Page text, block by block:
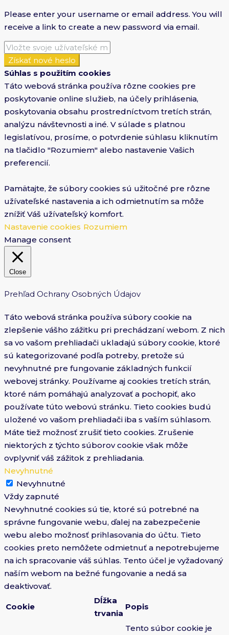
Please enter your username or email address. You will
receive a link to create a new password via email.
Získať nové heslo
Súhlas s použitím cookies
Táto webová stránka používa rôzne cookies pre
poskytovanie online služieb, na účely prihlásenia,
poskytovania obsahu prostredníctvom tretích strán,
analýzu návštevnosti a iné. V súlade s platnou
legislatívou, prosíme, o potvrdenie súhlasu kliknutím
na tlačidlo "Rozumiem" alebo nastavenie Vašich
preferencií.
Pamätajte, že súbory cookies sú užitočné pre rôzne
užívateľské nastavenia a ich odmietnutím sa môže
znížiť Váš užívateľský komfort.
Nastavenie cookies Rozumiem
Manage consent
Close
Prehľad Ochrany Osobných Údajov
Táto webová stránka používa súbory cookie na
zlepšenie vášho zážitku pri prechádzaní webom. Z nich
sa vo vašom prehliadači ukladajú súbory cookie, ktoré
sú kategorizované podľa potreby, pretože sú
nevyhnutné pre fungovanie základných funkcií
webovej stránky. Používame aj cookies tretích strán,
ktoré nám pomáhajú analyzovať a pochopiť, ako
používate túto webovú stránku. Tieto cookies budú
uložené vo vašom prehliadači iba s vaším súhlasom.
Máte tiež možnosť zrušiť tieto cookies. Zrušenie
niektorých z týchto súborov cookie však môže
ovplyvniť váš zážitok z prehliadania.
Nevyhnutné
Nevyhnutné
Vždy zapnuté
Nevyhnutné cookies sú tie, ktoré sú potrebné na
správne fungovanie webu, ďalej na zabezpečenie
webu alebo možnosť prihlasovania do účtu. Tieto
cookies preto nemôžete odmietnuť a nepotrebujeme
na ich spracovanie váš súhlas. Tento účel je vyžadovaný
naším webom na bežné fungovanie a nedá sa
deaktivovať.
Cookie
Dĺžka
trvania
Popis
Tento súbor cookie je